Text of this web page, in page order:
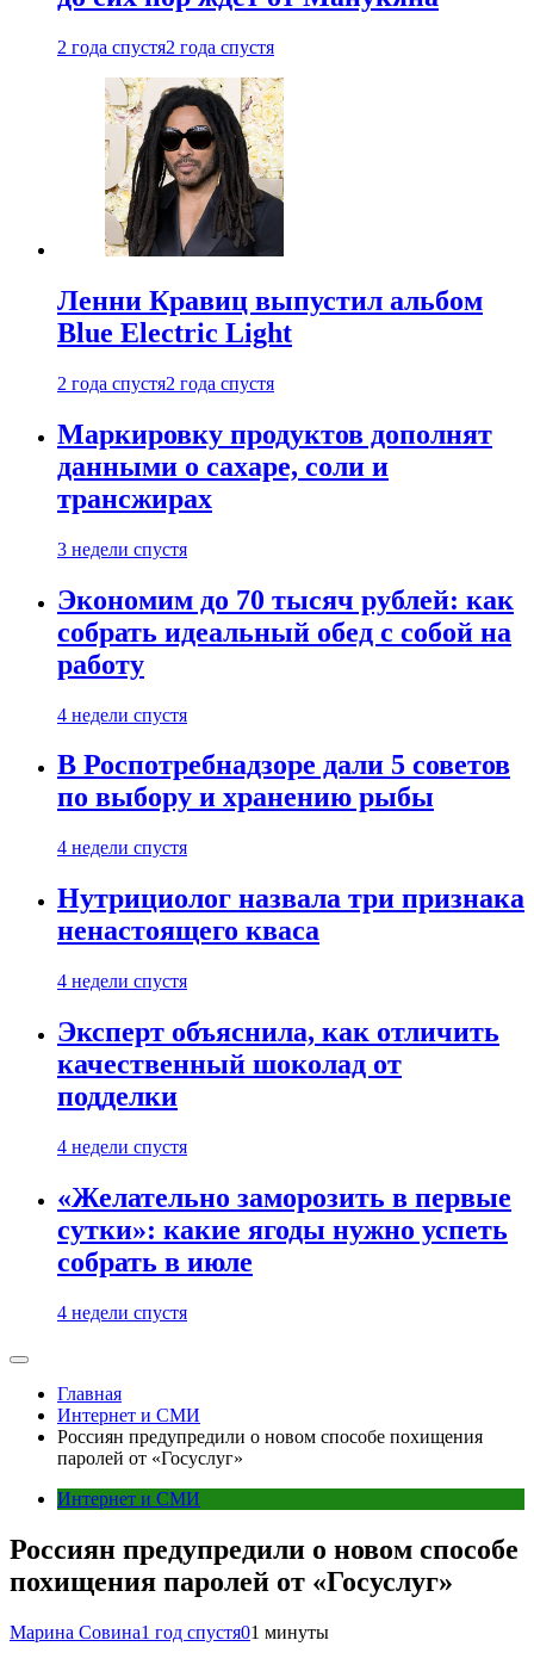
2 года спустя2 года спустя
Ленни Кравиц выпустил альбом
Blue Electric Light
2 года спустя2 года спустя
Маркировку продуктов дополнят
данными о сахаре, соли и
трансжирах
3 недели спустя
Экономим до 70 тысяч рублей: как
собрать идеальный обед с собой на
работу
4 недели спустя
В Роспотребнадзоре дали 5 советов
по выбору и хранению рыбы
4 недели спустя
Нутрициолог назвала три признака
ненастоящего кваса
4 недели спустя
Эксперт объяснила, как отличить
качественный шоколад от
подделки
4 недели спустя
«Желательно заморозить в первые
сутки»: какие ягоды нужно успеть
собрать в июле
4 недели спустя
Главная
Интернет и СМИ
Россиян предупредили о новом способе похищения
паролей от «Госуслуг»
Интернет и СМИ
Россиян предупредили о новом способе
похищения паролей от «Госуслуг»
Марина Совина1 год спустя01 минуты